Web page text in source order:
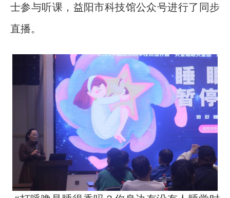
士参与听课，益阳市科技馆公众号进行了同步
直播。